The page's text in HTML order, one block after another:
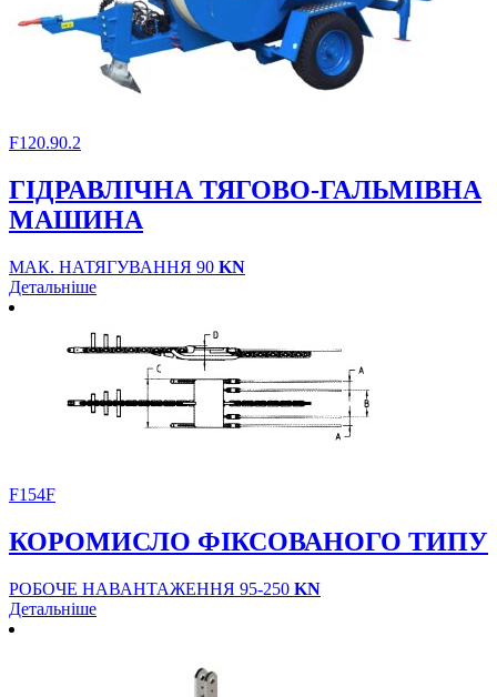
F120.90.2
ГІДРАВЛІЧНА ТЯГОВО-ГАЛЬМІВНА
МАШИНА
МАК. НАТЯГУВАННЯ 90 KN
Детальніше
F154F
КОРОМИСЛО ФІКСОВАНОГО ТИПУ
РОБОЧЕ НАВАНТАЖЕННЯ 95-250 KN
Детальніше